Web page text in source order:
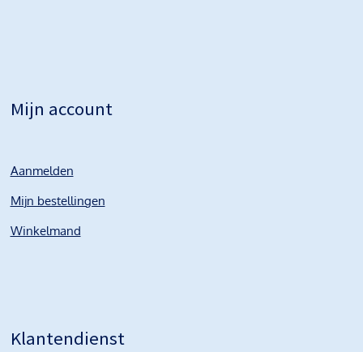
Mijn account
Aanmelden
Mijn bestellingen
Winkelmand
Klantendienst